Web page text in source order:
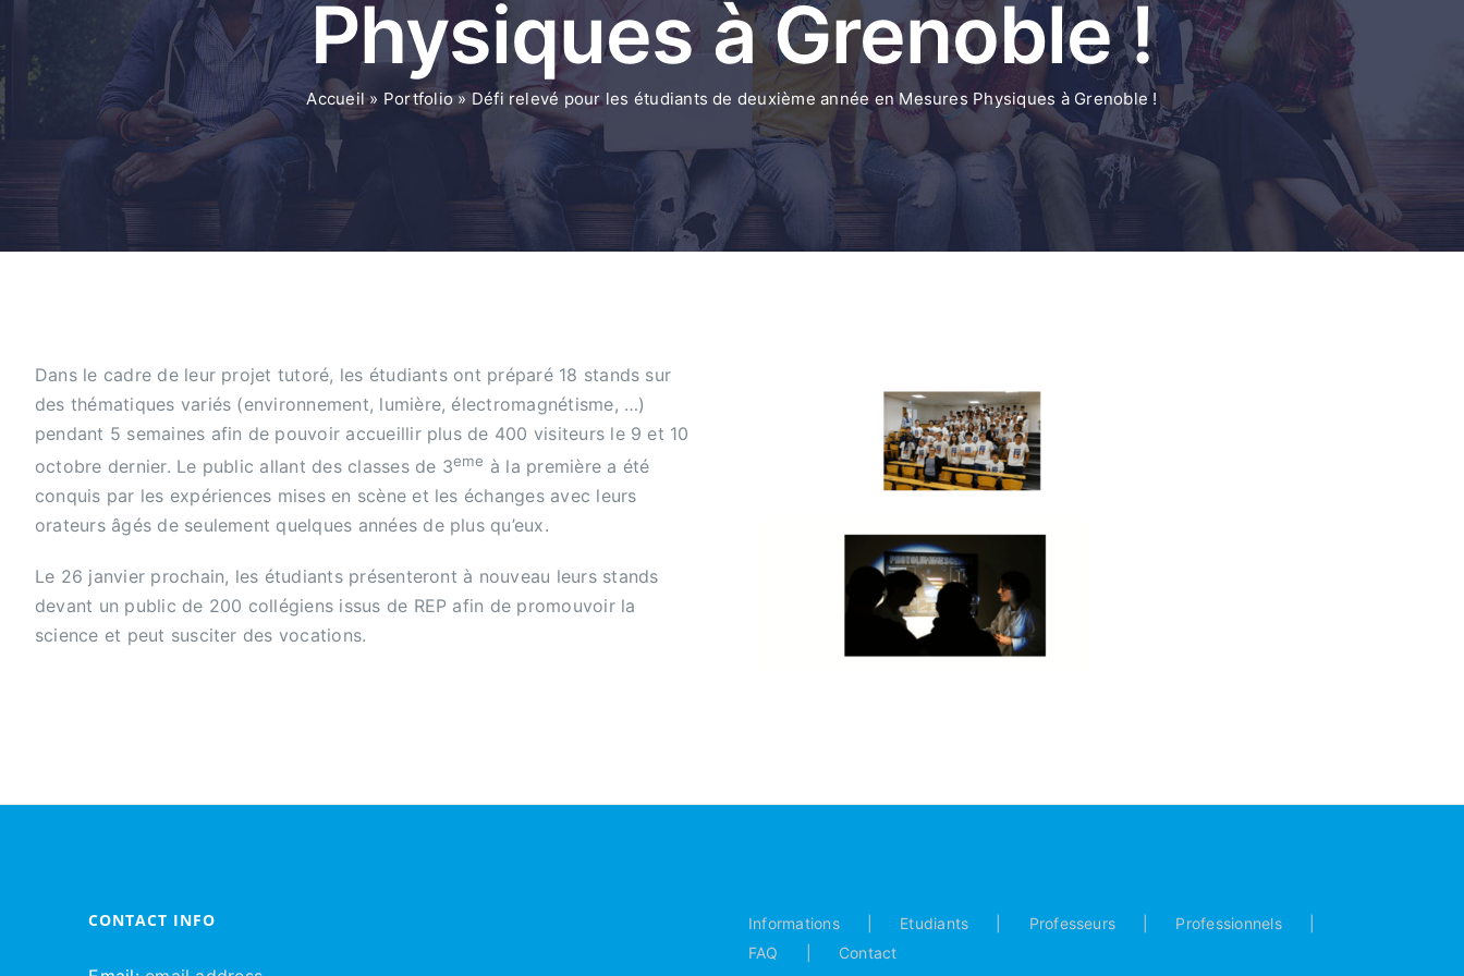
Physiques à Grenoble !
Accueil» Portfolio»Défi relevé pour les étudiants de deuxième année en Mesures Physiques à Grenoble !
Dans le cadre de leur projet tutoré, les étudiants ont préparé 18 stands sur
des thématiques variés (environnement, lumière, électromagnétisme, …)
pendant 5 semaines afin de pouvoir accueillir plus de 400 visiteurs le 9 et 10
octobre dernier. Le public allant des classes de 3eme à la première a été
conquis par les expériences mises en scène et les échanges avec leurs
orateurs âgés de seulement quelques années de plus qu’eux.
Le 26 janvier prochain, les étudiants présenteront à nouveau leurs stands
devant un public de 200 collégiens issus de REP afin de promouvoir la
science et peut susciter des vocations.
CONTACT INFO Informations Etudiants Professeurs
Professionnels
FAQ
Contact